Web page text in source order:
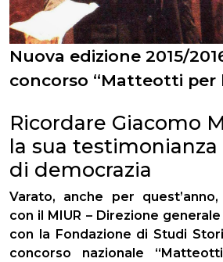
Nuova edizione 2015/
concorso “Matteotti per
Ricordare Giacomo
la sua
di democrazia
Varato, anche per
con il MIUR – Direzione
con la Fondazione di Studi
concorso nazionale